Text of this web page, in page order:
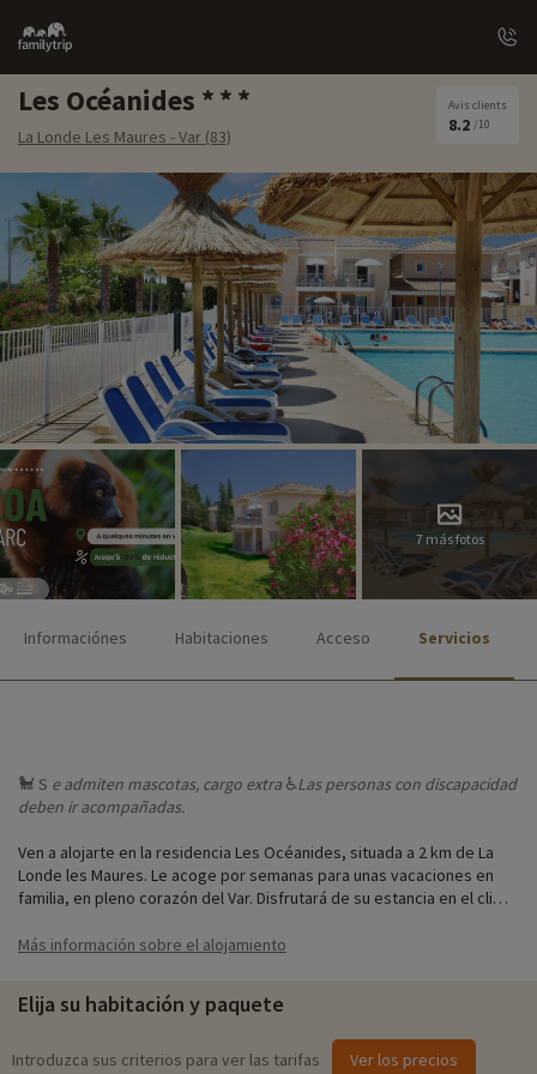
Family
trip
Les Océanides
La Londe Les Maures - Var (83)
Avis clients
8.2 /10
7 más fotos
Informaciónes Habitaciones Acceso Servicios
🐩 S e admiten mascotas, cargo extra ♿Las personas con discapacidad
deben ir acompañadas.
Ven a alojarte en la residencia Les Océanides, situada a 2 km de La
Londe les Maures. Le acoge por semanas para unas vacaciones en
familia, en pleno corazón del Var. Disfrutará de su estancia en el clima
niños disfrutarán durmiendo en habitaciones con aire acondicionado
Más información sobre el alojamiento
Elija su habitación y paquete
Introduzca sus criterios para ver las tarifas Ver los precios